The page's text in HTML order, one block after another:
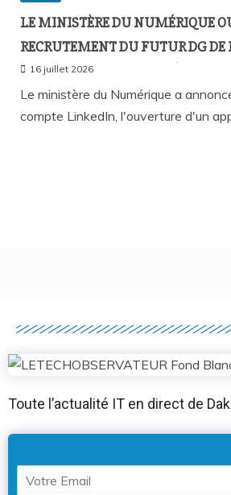
LE MINISTÈRE DU NUMÉRIQUE
RECRUTEMENT DU FUTUR DG DE
PREMIER PAS VERS LA
RÉPUBLICAINE ?
16 juillet 2026
Le ministère du Numérique a
compte LinkedIn, l'ouverture d'un
Toute l’actualité IT en direct de